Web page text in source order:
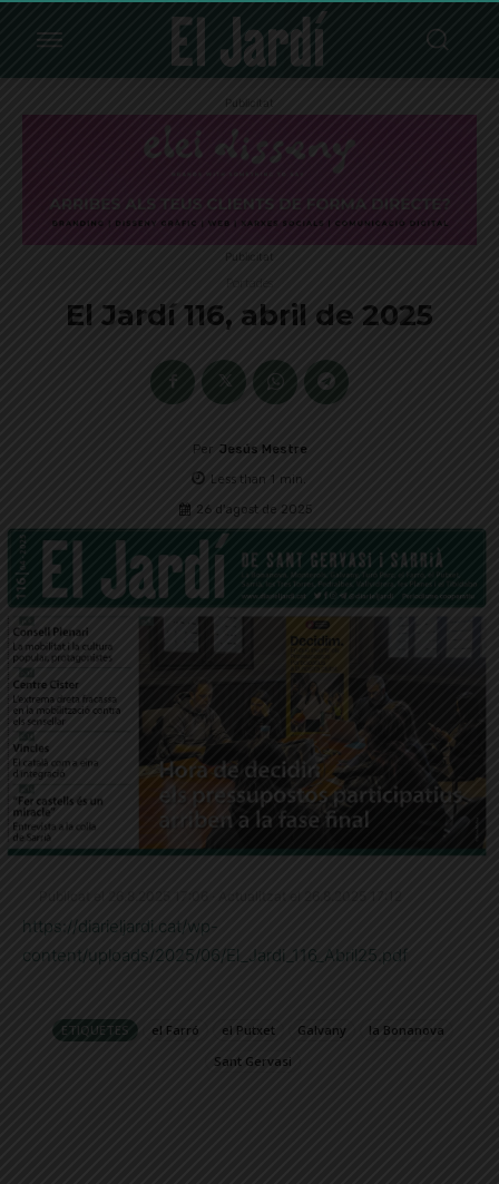
Publicitat
Publicitat
El Jardí 116, abril de 2025
Per Jesús Mestre
Less than 1 min.
26 d'agost de 2025
https://diarieljardi.cat/wp-
content/uploads/2025/06/El_Jardi_116_Abril25.pdf
ETIQUETES el Farró el Putxet Galvany
la Bonanova
Sant Gervasi